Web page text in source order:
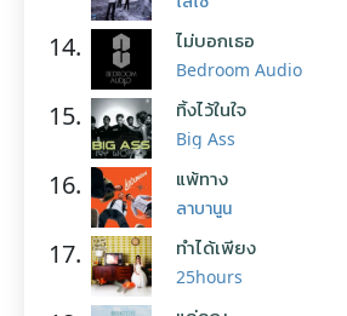
14. ไม่บอกเธอ
Bedroom Audio
15. ทิ้งไว้ในใจ
Big Ass
16. แพ้ทาง
ลาบานูน
17. ทำได้เพียง
25hours